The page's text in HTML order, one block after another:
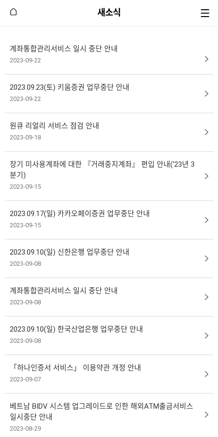
새소식
계좌통합관리서비스 일시 중단 안내
2023-09-22
2023.09.23(토) 키움증권 업무중단 안내
2023-09-22
원큐 리얼리 서비스 점검 안내
2023-09-18
장기 미사용계좌에 대한 『거래중지계좌』 편입 안내(‘23년 3
분기)
2023-09-15
2023.09.17(일) 카카오페이증권 업무중단 안내
2023-09-15
2023.09.10(일) 신한은행 업무중단 안내
2023-09-08
계좌통합관리서비스 일시 중단 안내
2023-09-08
2023.09.10(일) 한국산업은행 업무중단 안내
2023-09-08
「하나인증서 서비스」 이용약관 개정 안내
2023-09-07
베트남 BIDV 시스템 업그레이드로 인한 해외ATM출금서비스
일시중단 안내
2023-08-29